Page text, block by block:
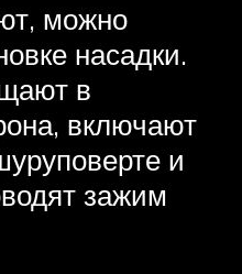
можно
насадки.
в
включают
и
зажим